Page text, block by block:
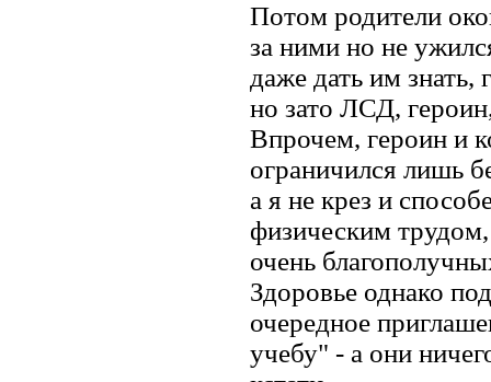
Потом родители
за ними но не
даже дать им
но зато ЛСД,
Впрочем, героин и
ограничился лишь
а я не крез и
физическим
очень
Здоровье однако
очередное
учебу" - а они